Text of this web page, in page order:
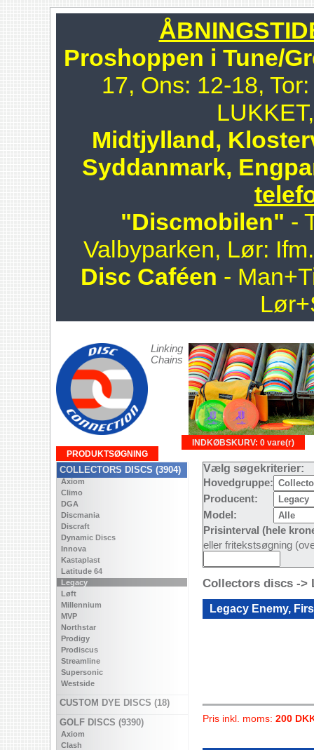
Proshoppen i Tune/
17, Ons: 12-18,
Midtjylland,
Syddanmark,
"Discmobilen" -
Valbyparken, Lør:
Disc Caféen -
Linking
Chains
INDKØBSKURV: 0 vare(r)
PRODUKTSØGNING
COLLECTORS DISCS (3904)
Axiom
Climo
DGA
Discmania
Discraft
Dynamic Discs
Innova
Kastaplast
Latitude 64
Legacy
Løft
Millennium
MVP
Northstar
Prodigy
Prodiscus
Streamline
Supersonic
Westside
CUSTOM DYE DISCS (18)
GOLF DISCS (9390)
Axiom
Clash
Vælg søgekriterier:
Hovedgruppe:
Producent:
Model:
Prisinterval (hele
eller fritekstsøgning
Collectors discs ->
Legacy Enemy,
Pris inkl. moms: 200